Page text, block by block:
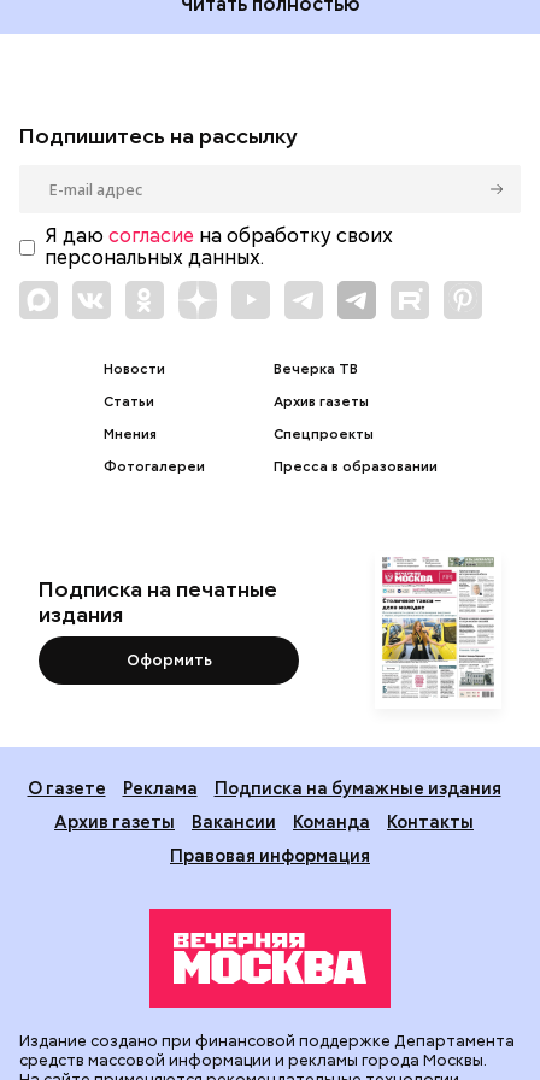
Подпишитесь на рассылку
Я даю согласие на обработку своих
персональных данных.
Новости
Статьи
Мнения
Фотогалереи
Вечерка ТВ
Архив газеты
Спецпроекты
Пресса в образовании
Подписка на печатные
издания
Оформить
О газете Реклама
Подписка на бумажные издания
Архив газеты
Вакансии Команда
Контакты
Правовая информация
Издание создано при финансовой поддержке Департамента
средств массовой информации и рекламы города Москвы.